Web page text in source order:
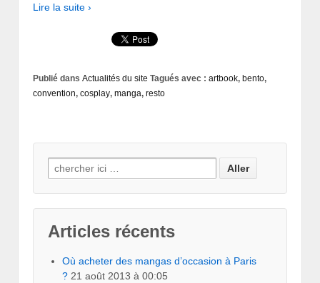
Lire la suite ›
Publié dans Actualités du site Tagués avec : artbook, bento,
convention, cosplay, manga, resto
Search for:
Articles récents
Où acheter des mangas d’occasion à Paris
? 21 août 2013 à 00:05